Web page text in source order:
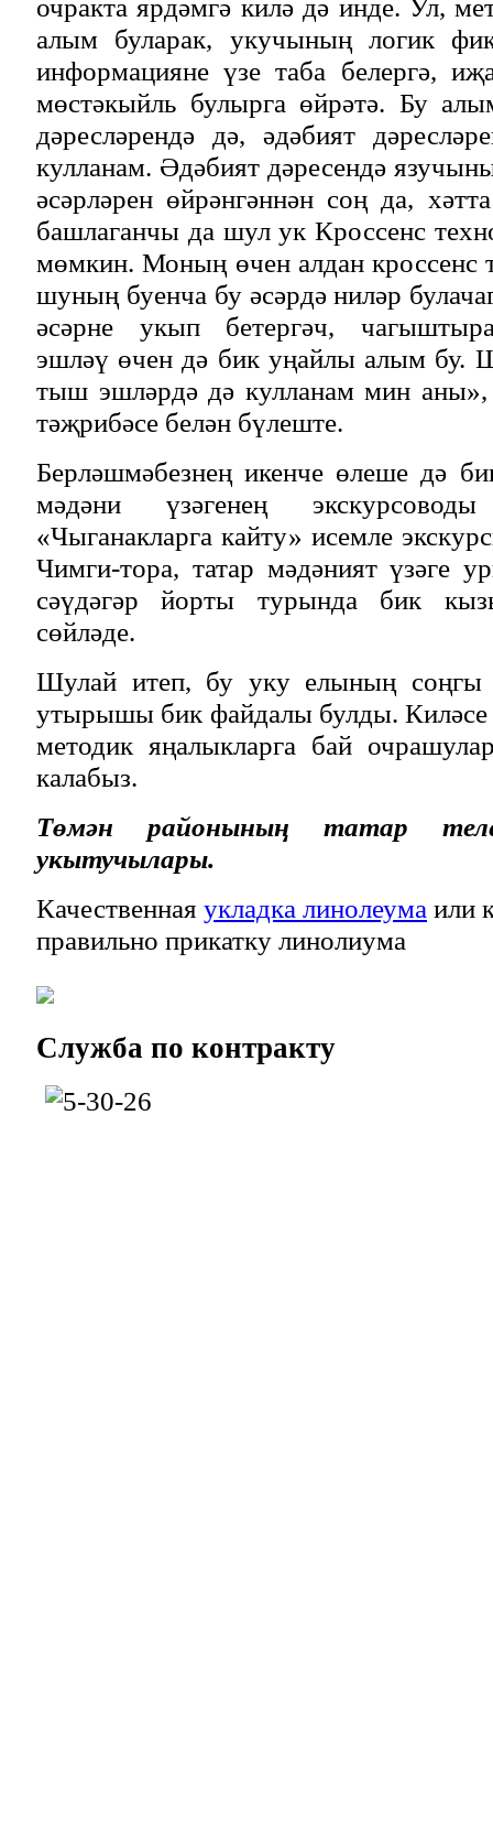
очракта ярдәмгә килә дә инде. Ул,
алым буларак, укучының логик
информацияне үзе таба белергә,
мөстәкыйль булырга өйрәтә. Бу
дәресләрендә дә, әдәбият
кулланам. Әдәбият дәресендә
әсәрләрен өйрәнгәннән соң да,
башлаганчы да шул ук Кроссенс
мөмкин. Моның өчен алдан кроссенс
шуның буенча бу әсәрдә ниләр
әсәрне укып бетергәч,
эшләү өчен дә бик уңайлы алым бу.
тыш эшләрдә дә кулланам мин аны»,
тәҗрибәсе белән бүлеште.
Берләшмәбезнең икенче өлеше дә
мәдәни үзәгенең
«Чыганакларга кайту» исемле
Чимги-тора, татар мәдәният үзәге
сәүдәгәр йорты турында бик
сөйләде.
Шулай итеп, бу уку елының соңгы
утырышы бик файдалы булды. Киләсе
методик яңалыкларга бай
калабыз.
Төмән районының татар
укытучылары.
Качественная укладка линолеума или
правильно прикатку линолиума
Служба по контракту